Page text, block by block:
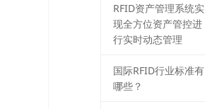
RFID资产管理系统实
现全方位资产管控进
行实时动态管理
国际RFID行业标准有
哪些？